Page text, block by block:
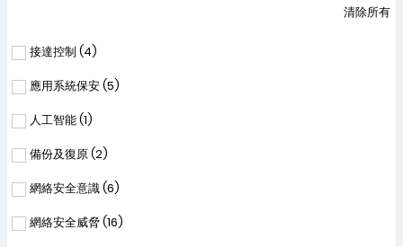
清除所有
接達控制 (4)
應用系統保安 (5)
人工智能 (1)
備份及復原 (2)
網絡安全意識 (6)
網絡安全威脅 (16)